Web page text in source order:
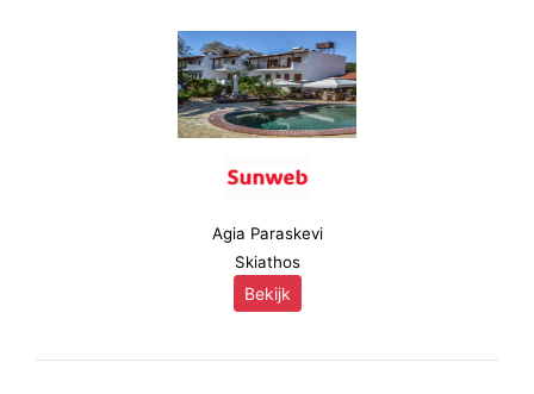
Agia Paraskevi
Skiathos
Bekijk